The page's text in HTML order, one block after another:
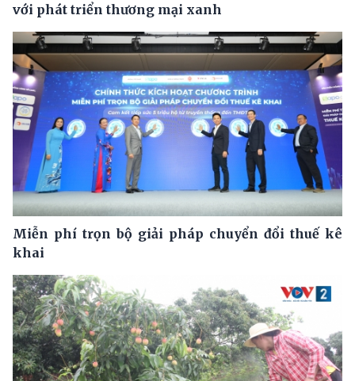
với phát triển thương mại xanh
Miễn phí trọn bộ giải pháp chuyển đổi thuế kê
khai